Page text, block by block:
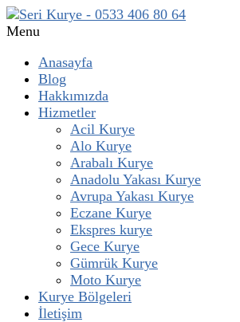
Menu
Anasayfa
Blog
Hakkımızda
Hizmetler
Acil Kurye
Alo Kurye
Arabalı Kurye
Anadolu Yakası Kurye
Avrupa Yakası Kurye
Eczane Kurye
Ekspres kurye
Gece Kurye
Gümrük Kurye
Moto Kurye
Kurye Bölgeleri
İletişim